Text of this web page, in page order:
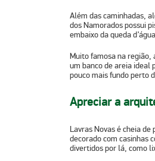
Além das caminhadas,
dos Namoradospossui
embaixo da queda
Muito famosa na região,
um banco de areia ideal
pouco mais fundo perto
Apreciar a
Lavras Novas é cheia
decorado com casinhas
divertidos por lá, como